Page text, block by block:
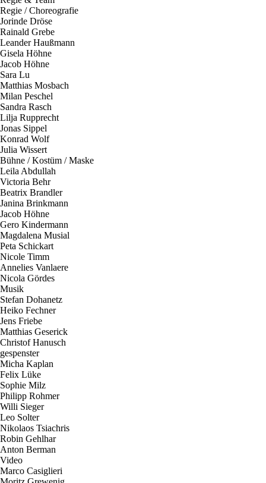
Regie / Choreografie
Jorinde Dröse
Rainald Grebe
Leander Haußmann
Gisela Höhne
Jacob Höhne
Sara Lu
Matthias Mosbach
Milan Peschel
Sandra Rasch
Lilja Rupprecht
Jonas Sippel
Konrad Wolf
Julia Wissert
Bühne / Kostüm / Maske
Leila Abdullah
Victoria Behr
Beatrix Brandler
Janina Brinkmann
Jacob Höhne
Gero Kindermann
Magdalena Musial
Peta Schickart
Nicole Timm
Annelies Vanlaere
Nicola Gördes
Musik
Stefan Dohanetz
Heiko Fechner
Jens Friebe
Matthias Geserick
Christof Hanusch
gespenster
Micha Kaplan
Felix Lüke
Sophie Milz
Philipp Rohmer
Willi Sieger
Leo Solter
Nikolaos Tsiachris
Robin Gehlhar
Anton Berman
Video
Marco Casiglieri